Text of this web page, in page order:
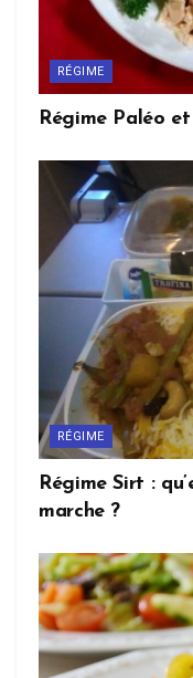
RÉGIME
Régime Paléo
RÉGIME
Régime Sirt :
marche ?